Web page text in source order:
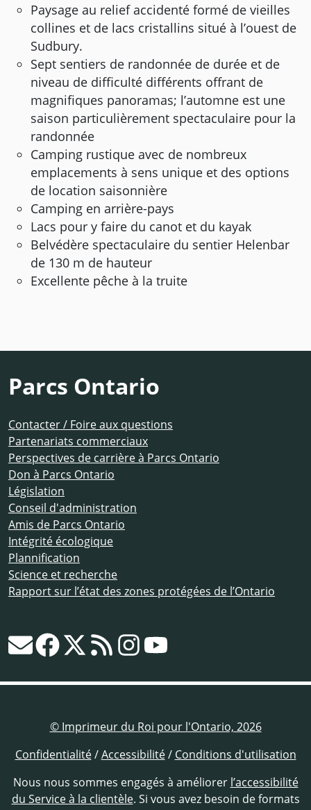
Paysage au relief accidenté formé de vieilles
collines et de lacs cristallins situé à l’ouest de
Sudbury.
Sept sentiers de randonnée de durée et de
niveau de difficulté différents offrant de
magnifiques panoramas; l’automne est une
saison particulièrement spectaculaire pour la
randonnée
Camping rustique avec de nombreux
emplacements à sens unique et des options
de location saisonnière
Camping en arrière-pays
Lacs pour y faire du canot et du kayak
Belvédère spectaculaire du sentier Helenbar
de 130 m de hauteur
Excellente pêche à la truite
Parcs Ontario
Contacter / Foire aux questions
Partenariats commerciaux
Perspectives de carrière à Parcs Ontario
Don à Parcs Ontario
Législation
Conseil d'administration
Amis de Parcs Ontario
Intégrité écologique
Plannification
Science et recherche
Rapport sur l’état des zones protégées de l’Ontario
© Imprimeur du Roi pour l'Ontario, 2026
Confidentialité/Accessibilité/ Conditions d'utilisation
Nous nous sommes engagés à améliorer l’accessibilité
du Service à la clientèle. Si vous avez besoin de formats